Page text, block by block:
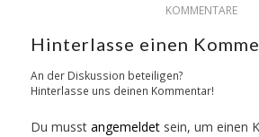
KOMMENTARE
Hinterlasse einen
An der Diskussion beteiligen?
Hinterlasse uns deinen Kommentar!
Du musst angemeldetsein, um einen